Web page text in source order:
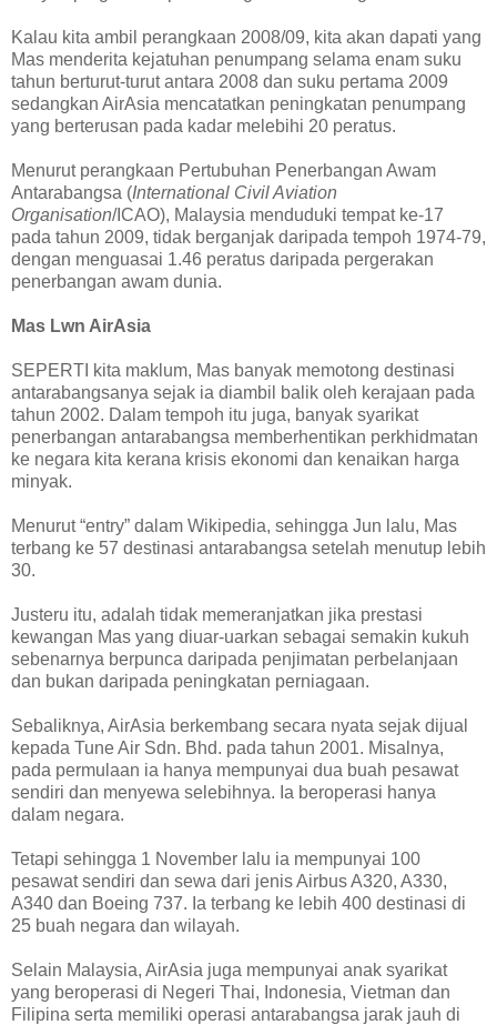
Kalau kita ambil perangkaan 2008/09, kita akan dapati yang
Mas menderita kejatuhan penumpang selama enam suku
tahun berturut-turut antara 2008 dan suku pertama 2009
sedangkan AirAsia mencatatkan peningkatan penumpang
yang berterusan pada kadar melebihi 20 peratus.
Menurut perangkaan Pertubuhan Penerbangan Awam
Antarabangsa (International Civil Aviation
Organisation/ICAO), Malaysia menduduki tempat ke-17
pada tahun 2009, tidak berganjak daripada tempoh 1974-79,
dengan menguasai 1.46 peratus daripada pergerakan
penerbangan awam dunia.
Mas Lwn AirAsia
SEPERTI kita maklum, Mas banyak memotong destinasi
antarabangsanya sejak ia diambil balik oleh kerajaan pada
tahun 2002. Dalam tempoh itu juga, banyak syarikat
penerbangan antarabangsa memberhentikan perkhidmatan
ke negara kita kerana krisis ekonomi dan kenaikan harga
minyak.
Menurut “entry” dalam Wikipedia, sehingga Jun lalu, Mas
terbang ke 57 destinasi antarabangsa setelah menutup lebih
30.
Justeru itu, adalah tidak memeranjatkan jika prestasi
kewangan Mas yang diuar-uarkan sebagai semakin kukuh
sebenarnya berpunca daripada penjimatan perbelanjaan
dan bukan daripada peningkatan perniagaan.
Sebaliknya, AirAsia berkembang secara nyata sejak dijual
kepada Tune Air Sdn. Bhd. pada tahun 2001. Misalnya,
pada permulaan ia hanya mempunyai dua buah pesawat
sendiri dan menyewa selebihnya. Ia beroperasi hanya
dalam negara.
Tetapi sehingga 1 November lalu ia mempunyai 100
pesawat sendiri dan sewa dari jenis Airbus A320, A330,
A340 dan Boeing 737. Ia terbang ke lebih 400 destinasi di
25 buah negara dan wilayah.
Selain Malaysia, AirAsia juga mempunyai anak syarikat
yang beroperasi di Negeri Thai, Indonesia, Vietman dan
Filipina serta memiliki operasi antarabangsa jarak jauh di